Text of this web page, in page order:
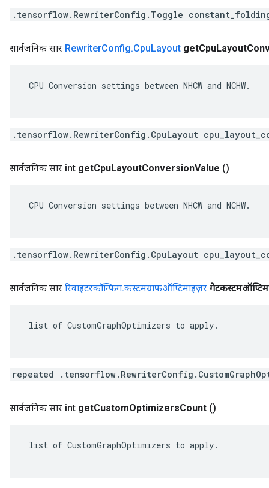
.tensorflow.RewriterConfig.Toggle
सार्वजनिक सार RewriterConfig.CpuLayout getCpuLayout
CPU Conversion settings between NHCW and NCHW.
.tensorflow.RewriterConfig.CpuLayout
सार्वजनिक सार int getCpuLayoutConversionValue ()
CPU Conversion settings between NHCW and NCHW.
.tensorflow.RewriterConfig.CpuLayout
सार्वजनिक सार रिवाइटरकॉन्फिग.कस्टमग्राफऑप्टिमाइज़र
list of CustomGraphOptimizers to apply.
repeated
सार्वजनिक सार int getCustomOptimizersCount ()
list of CustomGraphOptimizers to apply.